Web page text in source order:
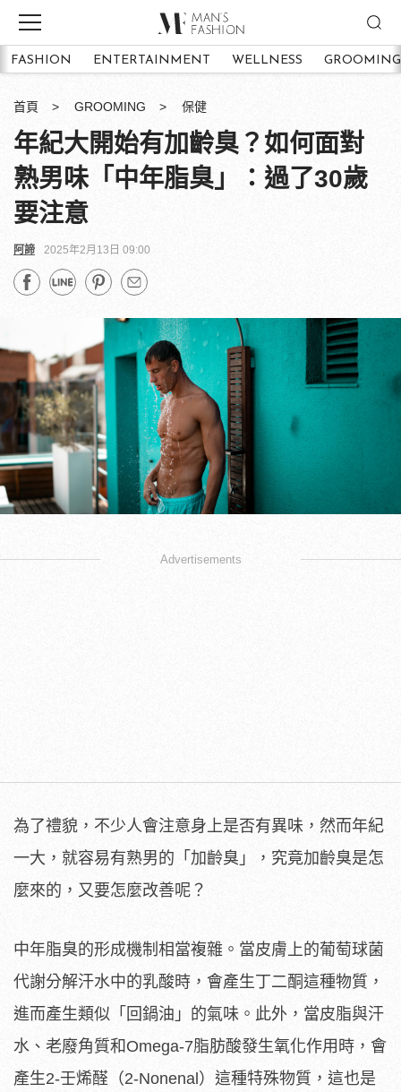
FASHION ENTERTAINMENT WELLNESS GROOMING
首頁 GROOMING 保健
年紀大開始有加齡臭？如何面對
熟男味「中年脂臭」：過了30歲
要注意
阿諦 2025年2月13日 09:00
Advertisements
為了禮貌，不少人會注意身上是否有異味，然而年紀
一大，就容易有熟男的「加齡臭」，究竟加齡臭是怎
麼來的，又要怎麼改善呢？
中年脂臭的形成機制相當複雜。當皮膚上的葡萄球菌
代謝分解汗水中的乳酸時，會產生丁二酮這種物質，
進而產生類似「回鍋油」的氣味。此外，當皮脂與汗
水、老廢角質和Omega-7脂肪酸發生氧化作用時，會
產生2-壬烯醛（2-Nonenal）這種特殊物質，這也是